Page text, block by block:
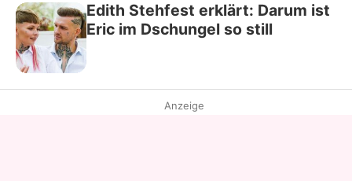
Edith Stehfest erklärt: Darum ist
Eric im Dschungel so still
Anzeige